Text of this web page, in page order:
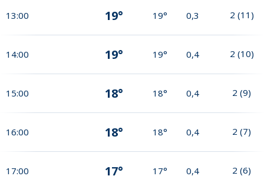
13:00 19° 19° 0,3 2 (11)
14:00 19° 19° 0,4 2 (10)
15:00 18° 18° 0,4 2 (9)
16:00 18° 18° 0,4 2 (7)
17:00 17° 17° 0,4 2 (6)